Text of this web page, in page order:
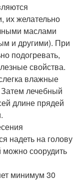
их желательно
маслами
и другими). При
подогревать,
свойства.
влажные
лечебный
длине прядей
надеть на голову
соорудить
минимум 30